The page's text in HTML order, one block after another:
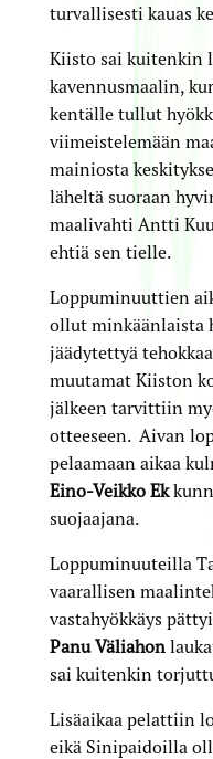
turvallisesti kauas
Kiisto sai kuitenkin
kavennusmaalin,
kentälle tullut
viimeistelemään
mainiosta
läheltä suoraan
maalivahti Antti
ehtiä sen tielle.
Loppuminuuttien
ollut minkäänlaista
jäädytettyä
muutamat Kiiston
jälkeen tarvittiin
otteeseen. Aivan
pelaamaan aikaa
Eino-Veikko Ek
suojaajana.
Loppuminuuteilla
vaarallisen
vastahyökkäys
Panu Väliahon
sai kuitenkin
Lisäaikaa pelattiin
eikä Sinipaidoilla